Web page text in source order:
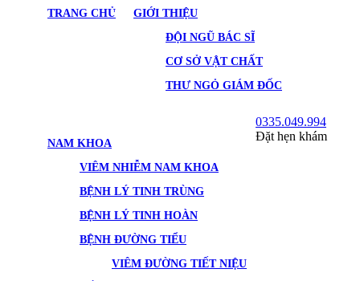
TRANG CHỦ
GIỚI THIỆU
ĐỘI NGŨ BÁC SĨ
CƠ SỞ VẬT CHẤT
THƯ NGỎ GIÁM ĐỐC
NAM KHOA
VIÊM NHIỄM NAM KHOA
BỆNH LÝ TINH TRÙNG
BỆNH LÝ TINH HOÀN
BỆNH ĐƯỜNG TIỂU
VIÊM ĐƯỜNG TIẾT NIỆU
0335.049.994
Đặt hẹn khám